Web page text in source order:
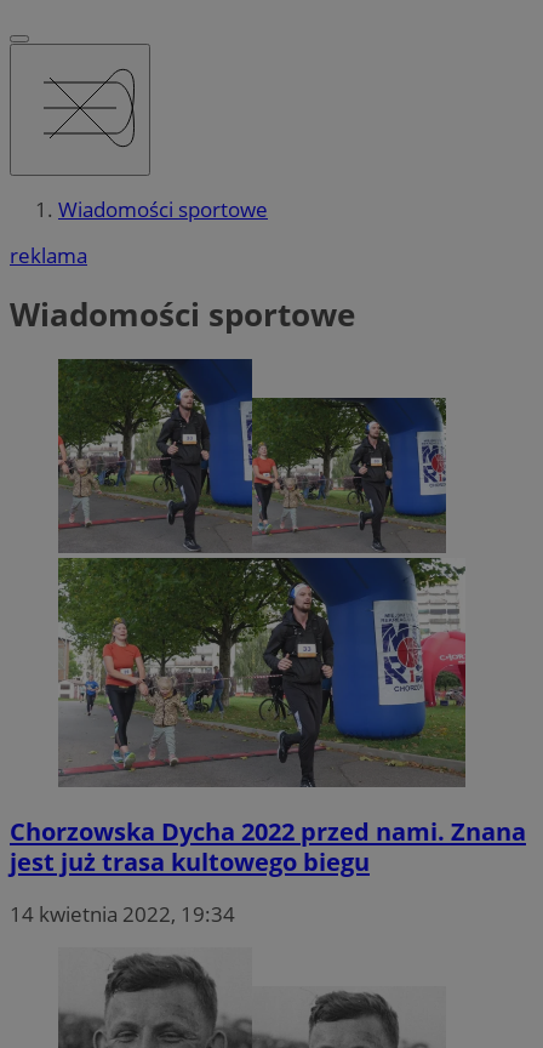
Wiadomości sportowe
reklama
Wiadomości sportowe
Chorzowska Dycha 2022 przed nami. Znana
jest już trasa kultowego biegu
14 kwietnia 2022, 19:34